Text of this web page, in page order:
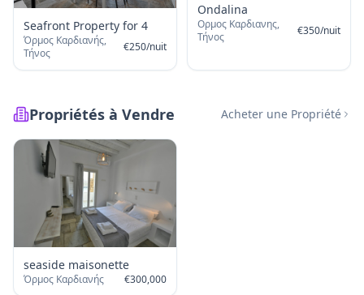
Seafront Property for 4
Όρμος Καρδιανής,
Τήνος
€250/nuit
Ondalina
Ορμος Καρδιανης,
Τήνος
€350/nuit
Propriétés à Vendre Acheter une Propriété
seaside maisonette
Όρμος Καρδιανής €300,000